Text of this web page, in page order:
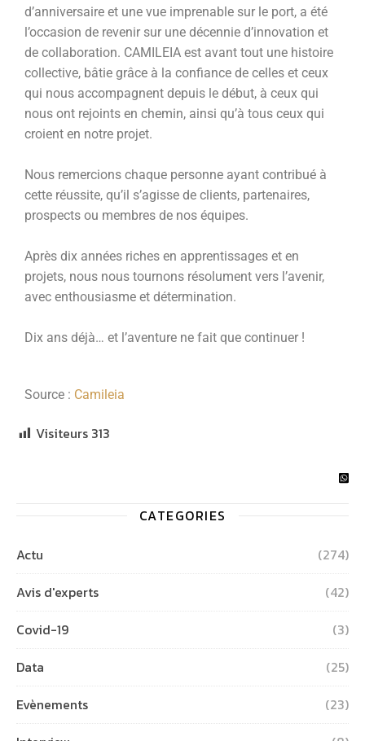
d’anniversaire et une vue imprenable sur le port, a été
l’occasion de revenir sur une décennie d’innovation et
de collaboration. CAMILEIA est avant tout une histoire
collective, bâtie grâce à la confiance de celles et ceux
qui nous accompagnent depuis le début, à ceux qui
nous ont rejoints en chemin, ainsi qu’à tous ceux qui
croient en notre projet.
Nous remercions chaque personne ayant contribué à
cette réussite, qu’il s’agisse de clients, partenaires,
prospects ou membres de nos équipes.
Après dix années riches en apprentissages et en
projets, nous nous tournons résolument vers l’avenir,
avec enthousiasme et détermination.
Dix ans déjà… et l’aventure ne fait que continuer !
Source : Camileia
Visiteurs 313
CATEGORIES
Actu
(274)
Avis d'experts
(42)
Covid-19
(3)
Data
(25)
Evènements
(23)